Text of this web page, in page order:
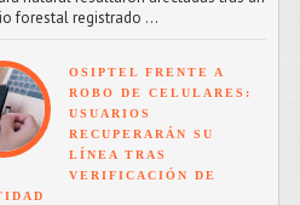
forestal registrado ...
OSIPTEL FRENTE A
ROBO DE CELULARES:
USUARIOS
RECUPERARÁN SU
LÍNEA TRAS
VERIFICACIÓN DE